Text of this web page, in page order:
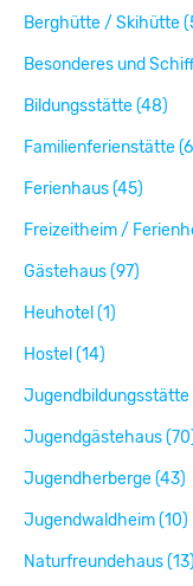
Berghütte / Skihütte
Besonderes und
Bildungsstätte (48)
Familienferienstätte
Ferienhaus (45)
Freizeitheim /
Gästehaus (97)
Heuhotel (1)
Hostel (14)
Jugendbildungsstätte
Jugendgästehaus
Jugendherberge (43)
Jugendwaldheim (10)
Naturfreundehaus (13)